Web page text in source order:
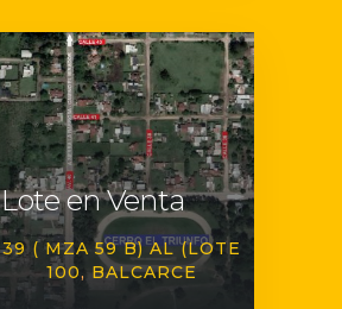
Lote en Venta
39 ( MZA 59 B) AL (LOTE
100
BALCARCE